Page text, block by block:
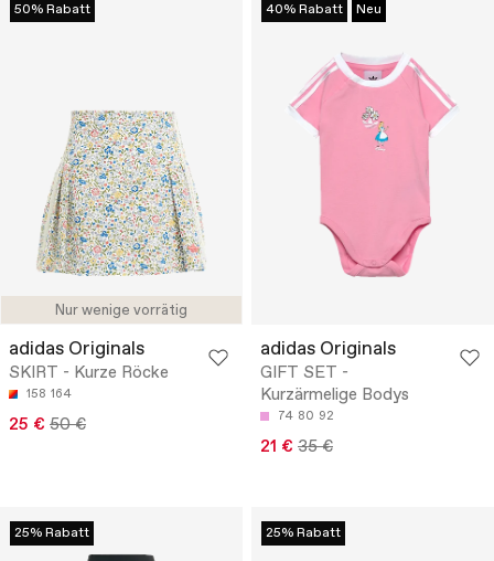
Nur wenige vorrätig
50% Rabatt
adidas Originals
SKIRT - Kurze Röcke
158 164
25 € 50 €
40% Rabatt Neu
adidas Originals
GIFT SET -
Kurzärmelige Bodys
74 80 92
21 € 35 €
25% Rabatt 25% Rabatt